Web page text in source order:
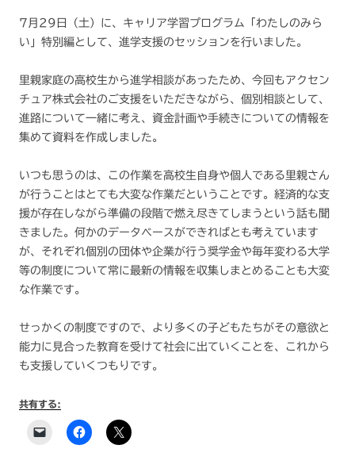
7月29日（土）に、キャリア学習プログラム「わたしのみら
い」特別編として、進学支援のセッションを行いました。
里親家庭の高校生から進学相談があったため、今回もアクセン
チュア株式会社のご支援をいただきながら、個別相談として、
進路について一緒に考え、資金計画や手続きについての情報を
集めて資料を作成しました。
いつも思うのは、この作業を高校生自身や個人である里親さん
が行うことはとても大変な作業だということです。経済的な支
援が存在しながら準備の段階で燃え尽きてしまうという話も聞
きました。何かのデータベースができればとも考えています
が、それぞれ個別の団体や企業が行う奨学金や毎年変わる大学
等の制度について常に最新の情報を収集しまとめることも大変
な作業です。
せっかくの制度ですので、より多くの子どもたちがその意欲と
能力に見合った教育を受けて社会に出ていくことを、これから
も支援していくつもりです。
共有する: